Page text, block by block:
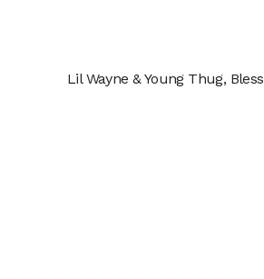
Lil Wayne & Young Thug, Bless